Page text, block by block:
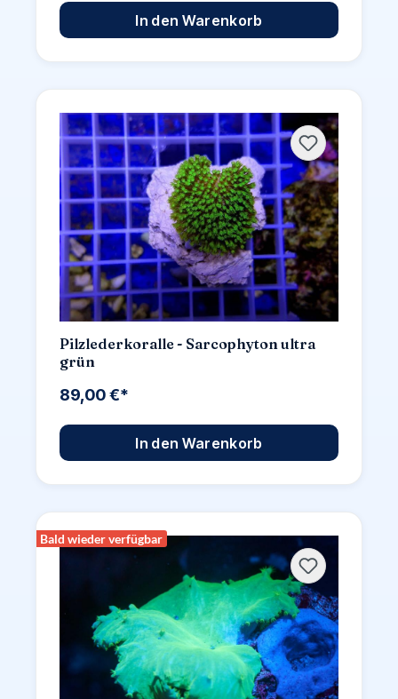
In den Warenkorb
Pilzlederkoralle - Sarcophyton ultra
grün
89,00 €*
In den Warenkorb
Bald wieder verfügbar